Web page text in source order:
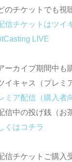
のチケットでも視
信チケットはツイ
LIVE
ーカイブ期間中も
イキャス（プレミ
ミア配信（購入者
信中の投げ銭（お
くはコチラ
信チケットご購入